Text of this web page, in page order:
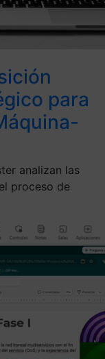
para
analizan las
proceso de